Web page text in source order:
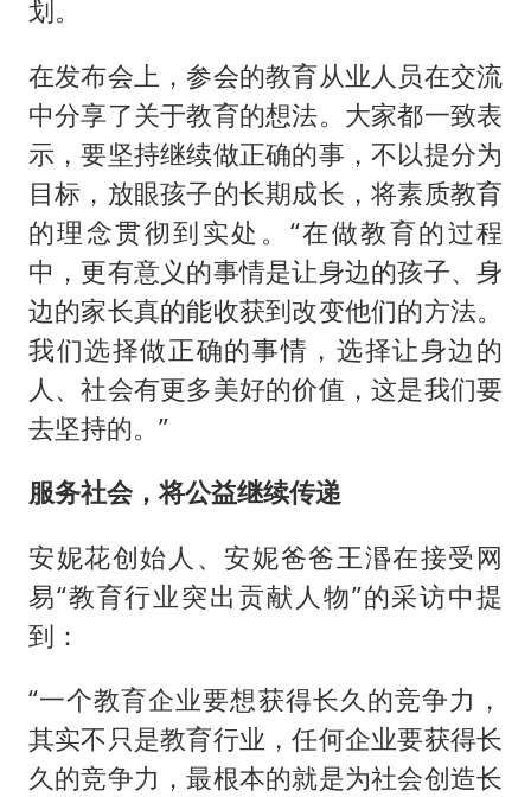
划。
在发布会上，参会的教育从业人员在交流
中分享了关于教育的想法。大家都一致表
示，要坚持继续做正确的事，不以提分为
目标，放眼孩子的长期成长，将素质教育
的理念贯彻到实处。“在做教育的过程
中，更有意义的事情是让身边的孩子、身
边的家长真的能收获到改变他们的方法。
我们选择做正确的事情，选择让身边的
人、社会有更多美好的价值，这是我们要
去坚持的。”
服务社会，将公益继续传递
安妮花创始人、安妮爸爸王湣在接受网
易“教育行业突出贡献人物”的采访中提
到：
“一个教育企业要想获得长久的竞争力，
其实不只是教育行业，任何企业要获得长
久的竞争力，最根本的就是为社会创造长